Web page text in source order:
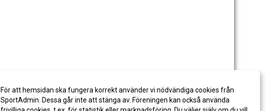
För att hemsidan ska fungera korrekt använder vi nödvändiga cookies från
SportAdmin. Dessa går inte att stänga av. Föreningen kan också använda